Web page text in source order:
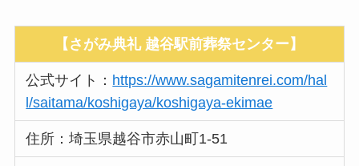
【さがみ典礼 越谷駅前葬祭センター】
公式サイト： https://www.sagamitenrei.com/hal
l/saitama/koshigaya/koshigaya-ekimae
住所：埼玉県越谷市赤山町1-51